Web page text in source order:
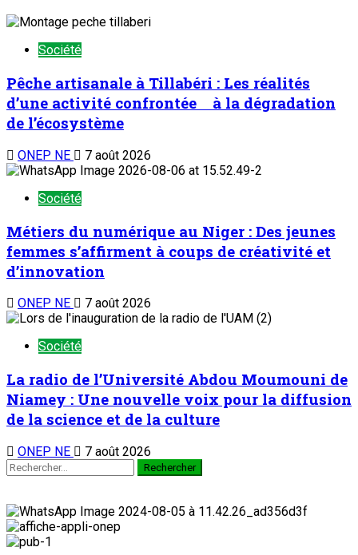
Société
Pêche artisanale à Tillabéri : Les réalités
d’une activité confrontée à la dégradation
de l’écosystème
ONEP NE 7 août 2026
Société
Métiers du numérique au Niger : Des jeunes
femmes s’affirment à coups de créativité et
d’innovation
ONEP NE 7 août 2026
Société
La radio de l’Université Abdou Moumouni de
Niamey : Une nouvelle voix pour la diffusion
de la science et de la culture
ONEP NE 7 août 2026